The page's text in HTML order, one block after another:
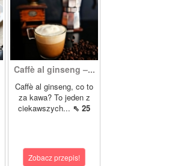
Caffè al ginseng –...
Caffè al ginseng, co to
za kawa? To jeden z
ciekawszych... ⇖ 25
Zobacz przepis!